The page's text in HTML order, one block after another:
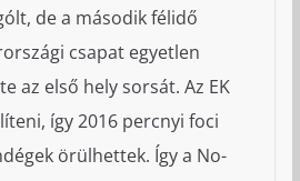
de a második félidő
csapat egyetlen
az első hely sorsát. Az EK
így 2016 percnyi foci
örülhettek. Így a No-